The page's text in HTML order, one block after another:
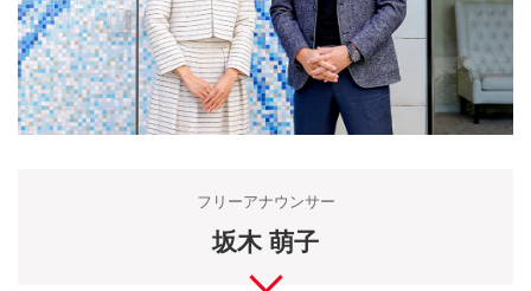
フリーアナウンサー
坂木 萌子